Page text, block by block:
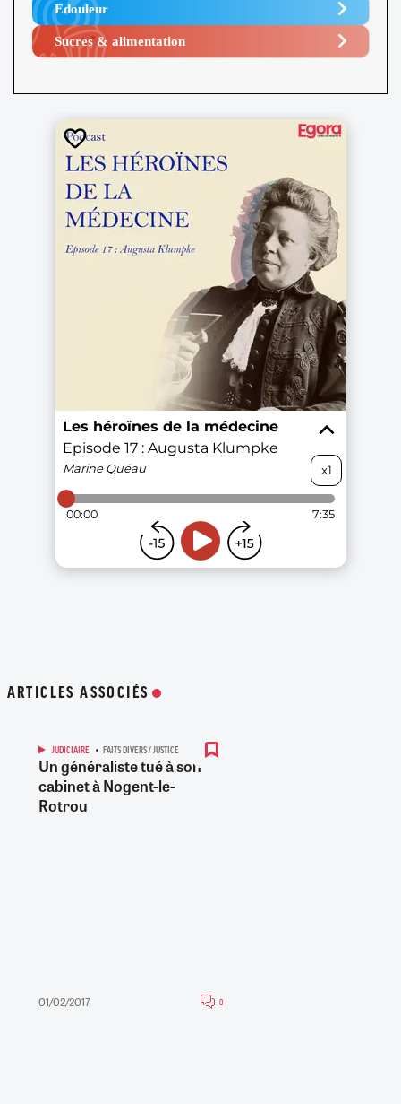
Edouleur​
Sucres & alimentation​
ARTICLES ASSOCIÉS
JUDICIAIRE FAITS DIVERS / JUSTICE
Un généraliste tué à son
cabinet à Nogent-le-
Rotrou
01/02/2017 0